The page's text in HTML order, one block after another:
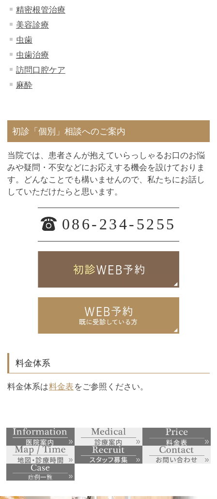
精密根管治療
美容診療
虫歯
虫歯治療
訪問口腔ケア
麻酔
初診「個別」相談へのご案内
当院では、患者さんが抱えていらっしゃるお口のお悩
みや疑問・不安などにお応えする機会を設けておりま
す。どんなことでも構いませんので、私たちにお話し
していただけたらと思います。
086-234-5255
料金体系
料金体系は料金表 をご参照ください。